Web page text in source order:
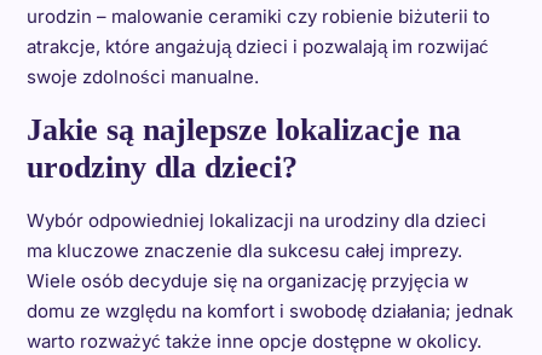
urodzin – malowanie ceramiki czy robienie biżuterii to
atrakcje, które angażują dzieci i pozwalają im rozwijać
swoje zdolności manualne.
Jakie są najlepsze lokalizacje na
urodziny dla dzieci?
Wybór odpowiedniej lokalizacji na urodziny dla dzieci
ma kluczowe znaczenie dla sukcesu całej imprezy.
Wiele osób decyduje się na organizację przyjęcia w
domu ze względu na komfort i swobodę działania; jednak
warto rozważyć także inne opcje dostępne w okolicy.